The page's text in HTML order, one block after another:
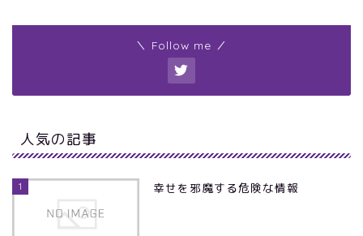
＼ Follow me ／
人気の記事
1 幸せを邪魔する危険な情報